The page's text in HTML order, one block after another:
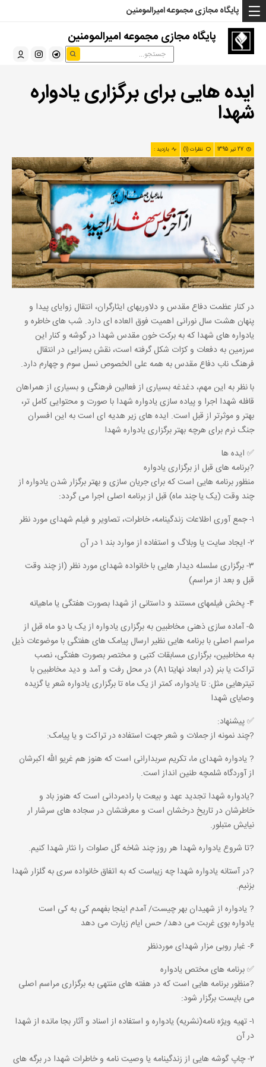
... Read more »" />
... Read more »" />... Read more »" />
پایگاه مجازی مجموعه امیرالمومنین
پایگاه مجازی مجموعه امیرالمومنین
ایده هایی برای برگزاری یادواره
شهدا
27 تیر 1395 نظرات (1) بازدید :
در کنار عظمت دفاع مقدس و دلاوریهای ایثارگران، انتقال زوایای پیدا و
پنهان هشت سال نورانی اهمیت فوق العاده ای دارد. شب های خاطره و
یادواره های شهدا که به برکت خون مقدس شهدا در گوشه و کنار این
سرزمین به دفعات و کرّات شکل گرفته است، نقش بسزایی در انتقال
فرهنگ ناب دفاع مقدس به همه علی الخصوص نسل سوم و چهارم دارد.
با نظر به این مهم، دغدغه بسیاری از فعالین فرهنگی و بسیاری از همراهان
قافله شهدا اجرا و پیاده سازی یادواره شهدا با صورت و محتوایی کامل تر،
بهتر و موثرتر از قبل است. ایده های زیر هدیه ای است به این افسران
جنگ نرم برای هرچه بهتر برگزاری یادواره شهدا
✅ ایده ها
?برنامه های قبل از برگزاری یادواره
منظور برنامه هایی است که برای جریان سازی و بهتر برگزار شدن یادواره از
چند وقت (یک یا چند ماه) قبل از برنامه اصلی اجرا می گردد:
۱- جمع آوری اطلاعات زندگینامه، خاطرات، تصاویر و فیلم شهدای مورد نظر
۲- ایجاد سایت یا وبلاگ و استفاده از موارد بند ۱ در آن
۳- برگزاری سلسله دیدار هایی با خانواده شهدای مورد نظر (از چند وقت
قبل و بعد از مراسم)
۴- پخش فیلمهای مستند و داستانی از شهدا بصورت هفتگی یا ماهیانه
۵- آماده سازی ذهنی مخاطبین به برگزاری یادواره از یک یا دو ماه قبل از
مراسم اصلی با برنامه هایی نظیر ارسال پیامک های هفتگی با موضوعات ذیل
به مخاطبین، برگزاری مسابقات کتبی و مختصر بصورت هفتگی، نصب
تراکت یا بنر (در ابعاد نهایتا A1) در محل رفت و آمد و دید مخاطبین با
تیترهایی مثل: تا یادواره، کمتر از یک ماه تا برگزاری یادواره شعر یا گزیده
وصایای شهدا
✅ پیشنهاد:
?چند نمونه از جملات و شعر جهت استفاده در تراکت و یا پیامک:
? یادواره شهدای ما، تکریم سربدارانی است که هنوز هم غریو الله اکبرشان
از آوردگاه شلمچه طنین انداز است.
?یادواره شهدا تجدید عهد و بیعت با رادمردانی است که هنوز باد و
خاطرشان در تاریخ درخشان است و معرفتشان در سجاده های سرشار ار
نیایش متبلور.
?تا شروع یادواره شهدا هر روز چند شاخه گل صلوات را نثار شهدا کنیم.
?در آستانه یادواره شهدا چه زیباست که به اتفاق خانواده سری به گلزار شهدا
بزنیم.
? یادواره از شهیدان بهر چیست/ آمدم اینجا بفهمم کی به کی است
یادواره بوی غربت می دهد/ حس ایام زیارت می دهد
۶- غبار روبی مزار شهدای موردنظر
✅ برنامه های مختص یادواره
?منظور برنامه هایی است که در هفته های منتهی به برگزاری مراسم اصلی
می بایست برگزار شود:
۱- تهیه ویژه نامه(نشریه) یادواره و استفاده از اسناد و آثار بجا مانده از شهدا
در آن
۲- چاپ گوشه هایی از زندگینامه یا وصیت نامه و خاطرات شهدا در برگه های